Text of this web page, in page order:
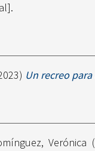
Un recreo
Verónica